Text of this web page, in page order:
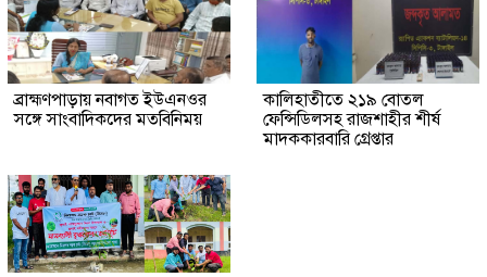
ব্রাহ্মণপাড়ায় নবাগত ইউএনওর
সঙ্গে সাংবাদিকদের মতবিনিময়
কালিহাতীতে ২১৯ বোতল
ফেন্সিডিলসহ রাজশাহীর শীর্ষ
মাদককারবারি গ্রেপ্তার